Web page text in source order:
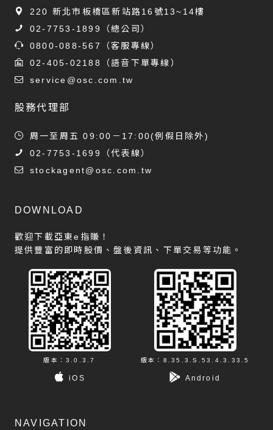
220 新北市板橋區新站路16號13~14樓
02-7753-1899
（總公司）
0800-088-567
（客服專線）
02-405-02188
（語音下單專線）
service@osc.com.tw
股務代理部
周一至周五 09:00－17:00(例假日除外)
02-7753-1699
（代表線）
stockagent@osc.com.tw
DOWNLOAD
歡迎下載亞東e指賺！
提供豐富的即時股價、盤後資訊、下單交易等功能。
版本：3.0.3.7
iOS
版本：8.35.3.S.53.4.3.33.5
Android
NAVIGATION